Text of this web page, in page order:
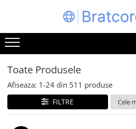
Toate Produsele
Articole animale
Adapatoare animale
Hrana pentru animale
Hrana pentru caini
Hrana pentru pisici
Toate Produsele
Afiseaza: 1-24 din 511 produse
FILTRE